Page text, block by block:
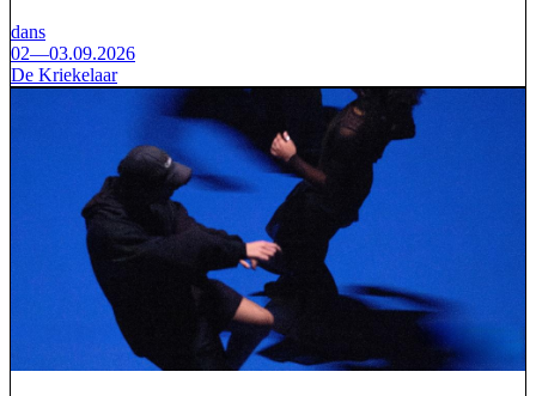
dans
02—03.09.2026
De Kriekelaar